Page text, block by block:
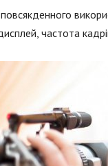
частота